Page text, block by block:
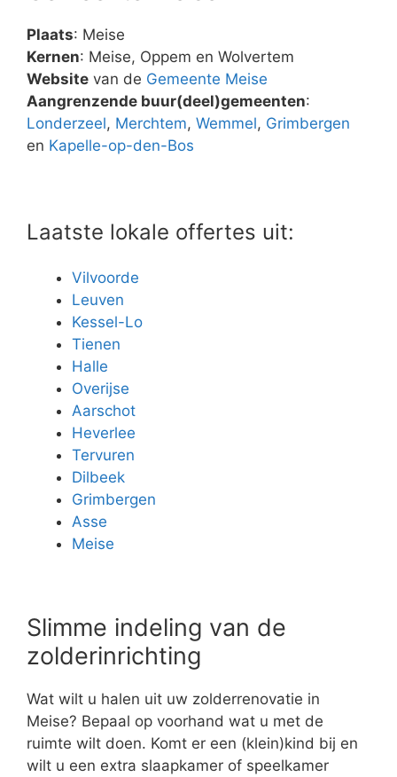
Plaats: Meise
Kernen: Meise, Oppem en Wolvertem
Website van de Gemeente Meise
Aangrenzende buur(deel)gemeenten:
Londerzeel, Merchtem, Wemmel, Grimbergen
en Kapelle-op-den-Bos
Laatste lokale offertes uit:
Vilvoorde
Leuven
Kessel-Lo
Tienen
Halle
Overijse
Aarschot
Heverlee
Tervuren
Dilbeek
Grimbergen
Asse
Meise
Slimme indeling van de
zolderinrichting
Wat wilt u halen uit uw zolderrenovatie in
Meise? Bepaal op voorhand wat u met de
ruimte wilt doen. Komt er een (klein)kind bij en
wilt u een extra slaapkamer of speelkamer